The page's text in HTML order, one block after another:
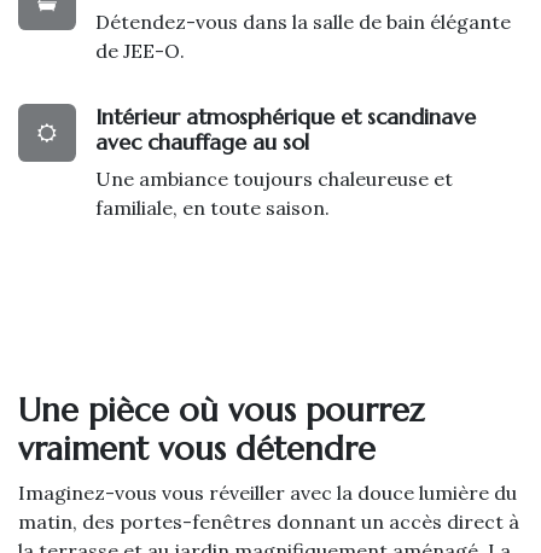
Détendez-vous dans la salle de bain élégante
de JEE-O.
Intérieur atmosphérique et scandinave
avec chauffage au sol
Une ambiance toujours chaleureuse et
familiale, en toute saison.
Une pièce où vous pourrez
vraiment vous détendre
Imaginez-vous vous réveiller avec la douce lumière du
matin, des portes-fenêtres donnant un accès direct à